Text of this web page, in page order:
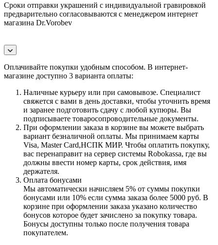
Сроки отправки украшений с индивидуальной гравировкой
предварительно согласовываются с менеджером интернет
магазина Dr.Vorobev
Оплачивайте покупки удобным способом. В интернет-
магазине доступно 3 варианта оплаты:
Наличные курьеру или при самовывозе. Специалист
свяжется с вами в день доставки, чтобы уточнить время
и заранее подготовить сдачу с любой купюры. Вы
подписываете товаросопроводительные документы.
При оформлении заказа в корзине вы можете выбрать
вариант безналичной оплаты. Мы принимаем карты
Visa, Master Card,НСПК МИР. Чтобы оплатить покупку,
вас перенаправит на сервер системы Robokassa, где вы
должны ввести номер карты, срок действия, имя
держателя.
Оплата бонусами
Мы автоматически начисляем 5% от суммы покупки
бонусами или 10% если сумма заказа более 5000 руб. В
корзине при оформлении заказа указано количество
бонусов которое будет зачислено за покупку товара.
Бонусы доступны только после получения товара
покупателем.